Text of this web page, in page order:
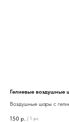
Гелиевые
Воздушные шары с
150 р. / 1 pc